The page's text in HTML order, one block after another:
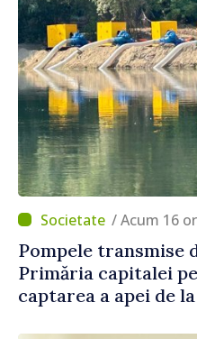
/ Acum 16
Pompele transmise
Primăria capitalei
captarea a apei de